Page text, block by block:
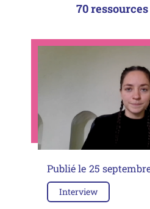
70
Publié le 25
Interview